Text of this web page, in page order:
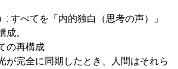
: すべてを「内的独白（思考の声）」
成。
の再構成
が完全に同期したとき、人間はそれら